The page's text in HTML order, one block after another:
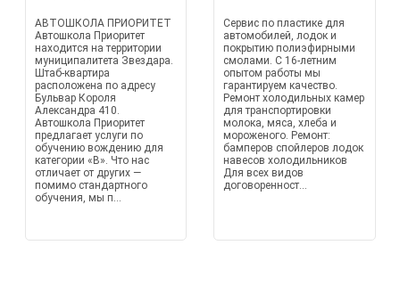
АВТОШКОЛА ПРИОРИТЕТ
Автошкола Приоритет
находится на территории
муниципалитета Звездара.
Штаб-квартира
расположена по адресу
Бульвар Короля
Александра 410.
Автошкола Приоритет
предлагает услуги по
обучению вождению для
категории «B». Что нас
отличает от других —
помимо стандартного
обучения, мы п...
Сервис по пластике для
автомобилей, лодок и
покрытию полиэфирными
смолами. С 16-летним
опытом работы мы
гарантируем качество.
Ремонт холодильных камер
для транспортировки
молока, мяса, хлеба и
мороженого. Ремонт:
бамперов спойлеров лодок
навесов холодильников
Для всех видов
договоренност...